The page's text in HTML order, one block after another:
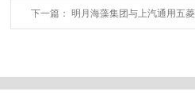
下一篇： 明月海藻集团与上汽通用五